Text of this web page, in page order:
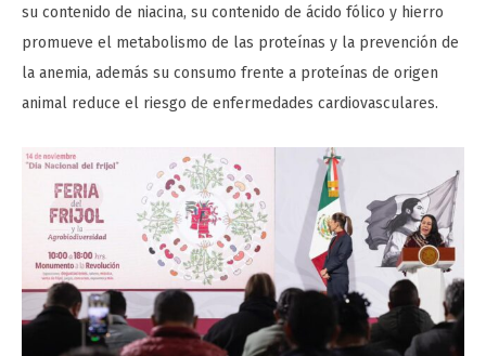
su contenido de niacina, su contenido de ácido fólico y hierro
promueve el metabolismo de las proteínas y la prevención de
la anemia, además su consumo frente a proteínas de origen
animal reduce el riesgo de enfermedades cardiovasculares.